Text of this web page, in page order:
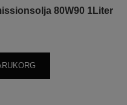
80W90 1Liter